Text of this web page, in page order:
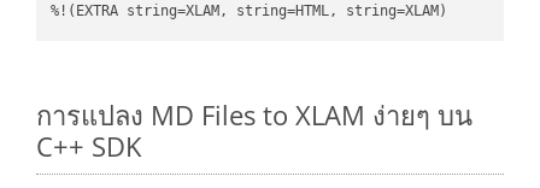
%!(EXTRA string=XLAM, string=HTML, string=XLAM)
การแปลง MD Files to XLAM ง่ายๆ บน
C++ SDK